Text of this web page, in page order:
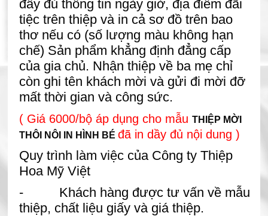
đầy đủ thông tin ngày giờ, địa điểm đãi
tiệc trên thiệp và in cả sơ đồ trên bao
thơ nếu có (số lượng màu không hạn
chế) Sản phẩm khẳng định đẳng cấp
của gia chủ. Nhận thiệp về ba mẹ chỉ
còn ghi tên khách mời và gửi đi mời đỡ
mất thời gian và công sức.
( Giá 6000/bộ áp dụng cho mẫu THIỆP MỜI
THÔI NÔI IN HÌNH BÉ đã in dầy đủ nội dung )
Quy trình làm việc của Công ty Thiệp
Hoa Mỹ Việt
- Khách hàng được tư vấn về mẫu
thiệp, chất liệu giấy và giá thiệp.